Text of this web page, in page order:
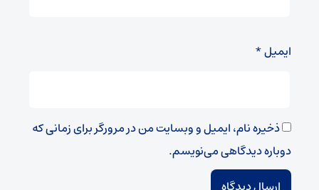
ایمیل*
ذخیره نام، ایمیل و وبسایت من در مرورگر برای زمانی که
دوباره دیدگاهی می‌نویسم.